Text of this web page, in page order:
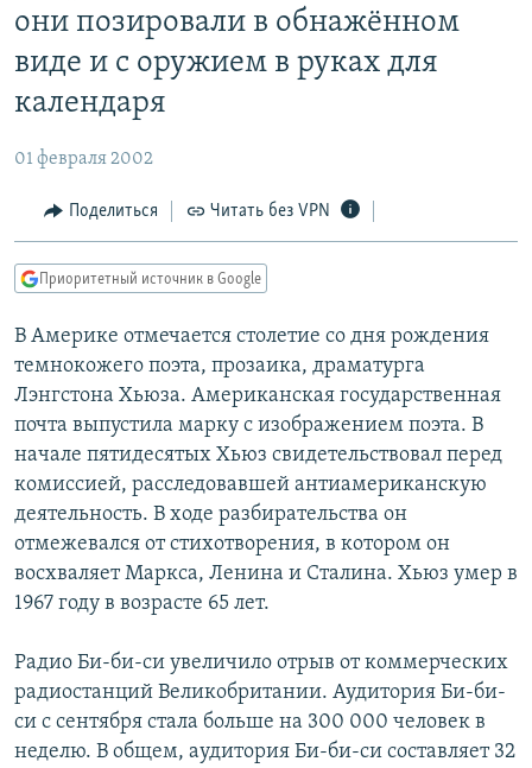
Все сайты РСЕ/РС
они позировали в обнажённом
виде и с оружием в руках для
календаря
01 февраля 2002
Поделиться Читать без VPN
Приоритетный источник в Google
В Америке отмечается столетие со дня рождения
темнокожего поэта, прозаика, драматурга
Лэнгстона Хьюза. Американская государственная
почта выпустила марку с изображением поэта. В
начале пятидесятых Хьюз свидетельствовал перед
комиссией, расследовавшей антиамериканскую
деятельность. В ходе разбирательства он
отмежевался от стихотворения, в котором он
восхваляет Маркса, Ленина и Сталина. Хьюз умер в
1967 году в возрасте 65 лет.
Радио Би-би-си увеличило отрыв от коммерческих
радиостанций Великобритании. Аудитория Би-би-
си с сентября стала больше на 300 000 человек в
неделю. В общем, аудитория Би-би-си составляет 32